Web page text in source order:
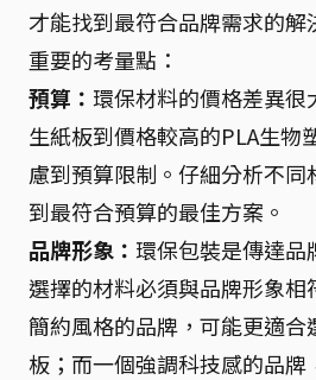
才能找到最符合品牌需求的
重要的考量點：
預算： 環保材料的價格差異很
生紙板到價格較高的PLA生物
慮到預算限制。仔細分析不
到最符合預算的最佳方案。
品牌形象： 環保包裝是傳達品
選擇的材料必須與品牌形象
簡約風格的品牌，可能更適合
板；而一個強調科技感的品